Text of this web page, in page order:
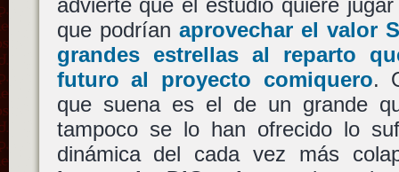
que podrían aprovechar el valor
grandes estrellas al reparto
futuro al proyecto comiquero.
que suena es el de un grande
tampoco se lo han ofrecido lo
dinámica del cada vez más